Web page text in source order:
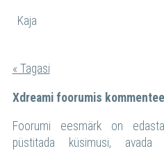
Kaja
« Tagasi
Xdreami foorumis
Foorumi eesmärk on
püstitada küsimusi, avada